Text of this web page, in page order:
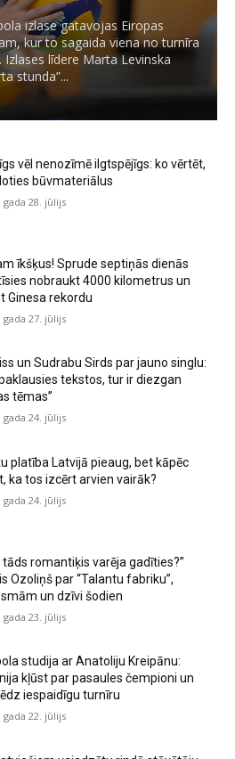
izlase gatavojas Eiropas
kur to sagaida viena no turnīra
līdere Marta Levinska
stunda”...
vēl nenozīmē ilgtspējīgs: ko vērtēt,
būvmateriālus
gada 28. jūlijs
īkšķus! Sprude septiņās dienās
nobraukt 4000 kilometrus un
Ginesa rekordu
gada 27. jūlijs
un Sudrabu Sirds par jauno singlu:
tekstos, tur ir diezgan
tēmas”
gada 24. jūlijs
platība Latvijā pieaug, bet kāpēc
ka tos izcērt arvien vairāk?
gada 24. jūlijs
tāds romantiķis varēja gadīties?”
Ozoliņš par “Talantu fabriku”,
un dzīvi šodien
gada 23. jūlijs
studija ar Anatoliju Kreipānu:
kļūst par pasaules čempioni un
iespaidīgu turnīru
gada 22. jūlijs